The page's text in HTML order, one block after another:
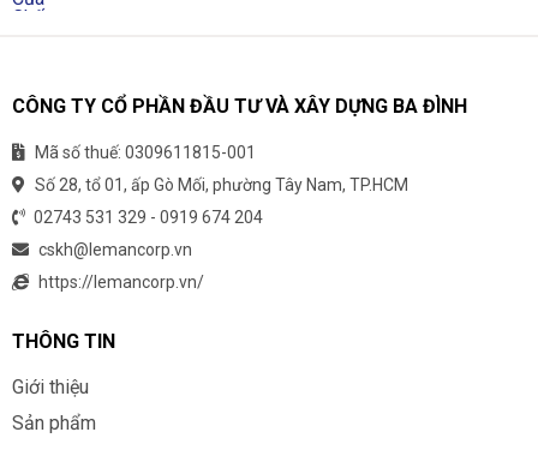
CÔNG TY CỔ PHẦN ĐẦU TƯ VÀ XÂY DỰNG BA ĐÌNH
Mã số thuế: 0309611815-001
Số 28, tổ 01, ấp Gò Mối, phường Tây Nam, TP.HCM
02743 531 329 - 0919 674 204
cskh@lemancorp.vn
https://lemancorp.vn/
THÔNG TIN
Giới thiệu
Sản phẩm